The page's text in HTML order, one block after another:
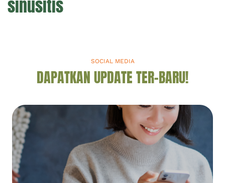
sinusitis
SOCIAL MEDIA
DAPATKAN UPDATE TER-BARU!